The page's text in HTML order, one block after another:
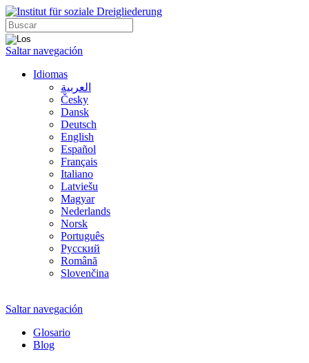
Saltar navegación
Idiomas
العربية
Česky
Dansk
Deutsch
English
Español
Français
Italiano
Latviešu
Magyar
Nederlands
Norsk
Português
Русский
Română
Slovenčina
Saltar navegación
Glosario
Blog